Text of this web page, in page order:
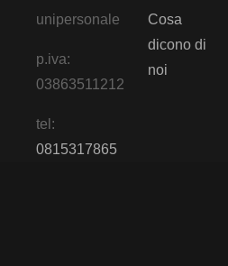
unipersonale
p.iva:
03863511212
tel:
0815317865
Cosa
dicono di
noi